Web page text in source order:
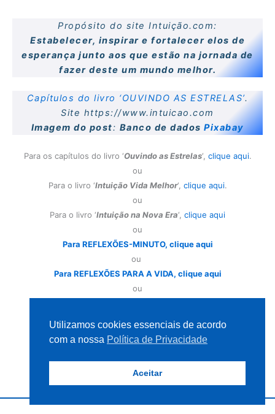
Propósito do siteIntuição.com:
Estabelecer, inspirar e fortalecer elos de
esperança junto aos que estão na jornada de
fazer deste um mundo melhor.
Capítulos do livro ‘OUVINDO AS ESTRELAS’.
Site https://www.intuicao.com
Imagem do post: Banco de dados Pixabay
Para os capítulos do livro ‘Ouvindo as Estrelas‘, clique aqui.
ou
Para o livro ‘Intuição Vida Melhor‘, clique aqui.
ou
Para o livro ‘Intuição na Nova Era‘, clique aqui
ou
Para REFLEXÕES-MINUTO, clique aqui
ou
Para REFLEXÕES PARA A VIDA, clique aqui
ou
Utilizamos cookies essenciais de acordo
com a nossa Política de Privacidade
Aceitar